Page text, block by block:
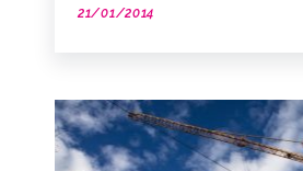
21/01/2014